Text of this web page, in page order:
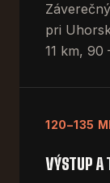
pri
11 km, 90
120–135
VÝSTUP A